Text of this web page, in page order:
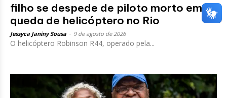
filho se despede de piloto morto em
queda de helicóptero no Rio
Jessyca Janiny Sousa 9 de agosto de 2026
O helicóptero Robinson R44, operado pela...